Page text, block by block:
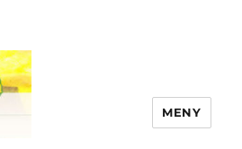
MENY